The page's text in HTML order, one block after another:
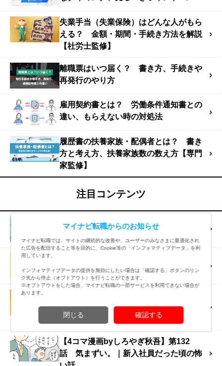
失業手当（失業保険）はどんな人がもら
える？ 金額・期間・手続き方法を解説
【社労士監修】
離職票はいつ届く？ 書き方、手続きや
再発行のやり方
雇用契約書とは？ 労働条件通知書との
違い、もらえない時の対処法
履歴書の扶養家族・配偶者とは？ 書き
方と考え方、扶養家族数の数え方【専門
家監修】
注目コンテンツ
「静かな退職」とは？ リスクもあ
方・考え方・面接での回答例文を解説
条件や期間・金額・手続き方法【社労士
監修】
【4コマ漫画byしろやぎ秋吾】第132
話 気まずい。｜新入社員だった頃の怖
マイナビ転職からのお知らせ
マイナビ転職では、サイトの継続的な改善や、ユーザーのみなさまに最適化され
た広告を配信すること等を目的に、Cookie等の「インフォマティブデータ」を利
用しています。
インフォマティブデータの提供を無効にしたい場合は「確認する」ボタンのリン
ク先から停止（オプトアウト）を行うことができます。
※オプトアウトをした場合、マイナビ転職の一部サービスを利用できない場合が
あります。
閉じる 確認する